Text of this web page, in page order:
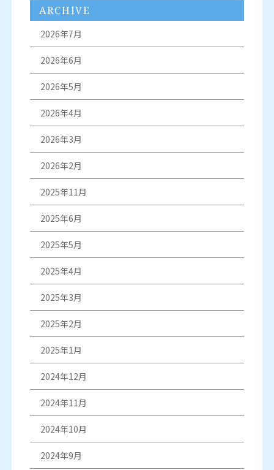
ARCHIVE
2026年7月
2026年6月
2026年5月
2026年4月
2026年3月
2026年2月
2025年11月
2025年6月
2025年5月
2025年4月
2025年3月
2025年2月
2025年1月
2024年12月
2024年11月
2024年10月
2024年9月